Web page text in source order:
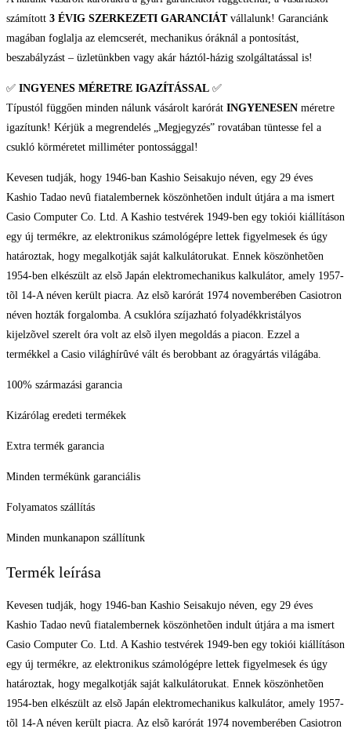
számított 3 ÉVIG SZERKEZETI GARANCIÁTvállalunk! Garanciánk
magában foglalja az elemcserét, mechanikus óráknál a pontosítást,
beszabályzást – üzletünkben vagy akár háztól-házig szolgáltatással is!
✅ INGYENES MÉRETRE IGAZÍTÁSSAL ✅
Típustól függően minden nálunk vásárolt karórát INGYENESEN méretre
igazítunk! Kérjük a megrendelés „Megjegyzés” rovatában tüntesse fel a
csukló körméretet milliméter pontossággal!
Kevesen tudják, hogy 1946-ban Kashio Seisakujo néven, egy 29 éves
Kashio Tadao nevû fiatalembernek köszönhetõen indult útjára a ma ismert
Casio Computer Co. Ltd. A Kashio testvérek 1949-ben egy tokiói kiállításon
egy új termékre, az elektronikus számológépre lettek figyelmesek és úgy
határoztak, hogy megalkotják saját kalkulátorukat. Ennek köszönhetõen
1954-ben elkészült az elsõ Japán elektromechanikus kalkulátor, amely 1957-
tõl 14-A néven került piacra. Az elsõ karórát 1974 novemberében Casiotron
néven hozták forgalomba. A csuklóra szíjazható folyadékkristályos
kijelzõvel szerelt óra volt az elsõ ilyen megoldás a piacon. Ezzel a
termékkel a Casio világhírûvé vált és berobbant az óragyártás világába.
100% származási garancia
Kizárólag eredeti termékek
Extra termék garancia
Minden termékünk garanciális
Folyamatos szállítás
Minden munkanapon szállítunk
Termék leírása
Kevesen tudják, hogy 1946-ban Kashio Seisakujo néven, egy 29 éves
Kashio Tadao nevû fiatalembernek köszönhetõen indult útjára a ma ismert
Casio Computer Co. Ltd. A Kashio testvérek 1949-ben egy tokiói kiállításon
egy új termékre, az elektronikus számológépre lettek figyelmesek és úgy
határoztak, hogy megalkotják saját kalkulátorukat. Ennek köszönhetõen
1954-ben elkészült az elsõ Japán elektromechanikus kalkulátor, amely 1957-
tõl 14-A néven került piacra. Az elsõ karórát 1974 novemberében Casiotron